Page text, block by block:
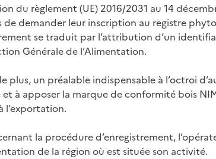
du règlement (UE) 2016/2031 au 14
de demander leur inscription au registre
se traduit par l’attribution d’un
Générale de l’Alimentation.
plus, un préalable indispensable à l’octroi
à apposer la marque de conformité bois
l’exportation.
la procédure d’enregistrement,
de la région où est située son activité.